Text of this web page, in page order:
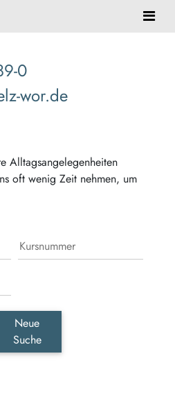
0
wor.de
Alltagsangelegenheiten
oft wenig Zeit nehmen, um
Neue
Suche